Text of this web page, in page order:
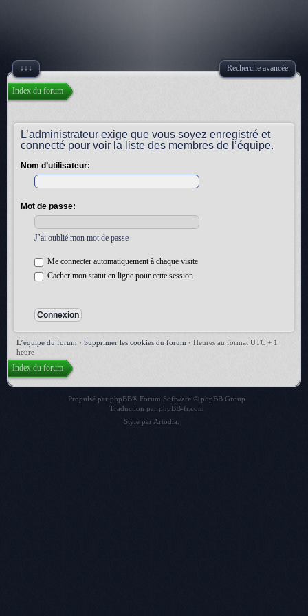
↓↓↓ Recherche avancée
Index du forum
L’administrateur exige que vous soyez enregistré et
connecté pour voir la liste des membres de l’équipe.
Nom d’utilisateur:
Mot de passe:
J’ai oublié mon mot de passe
Me connecter automatiquement à chaque visite
Cacher mon statut en ligne pour cette session
L’équipe du forum • Supprimer les cookies du forum • Heures au format UTC + 1
heure
Index du forum
Propulsé par phpBB® Forum Software © phpBB Group
Traduction par phpBB-fr.com
Style par Artodia